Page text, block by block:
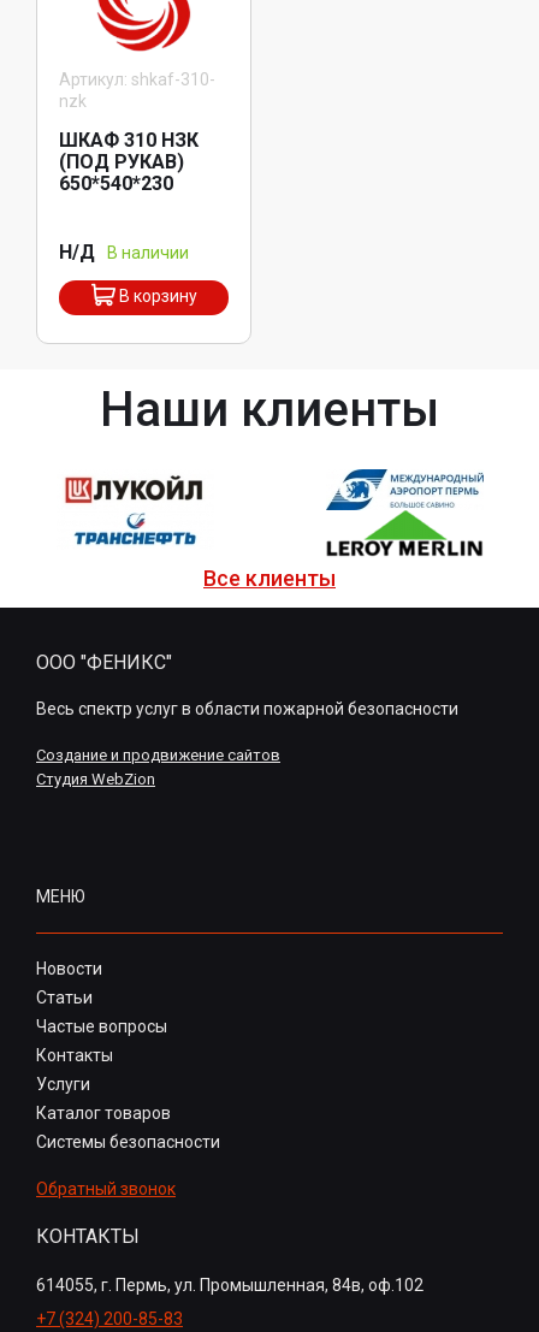
Артикул: shkaf-310-
nzk
ШКАФ 310 НЗК
(ПОД РУКАВ)
650*540*230
Н/Д В наличии
В корзину
Наши клиенты
Все клиенты
ООО "ФЕНИКС"
Весь спектр услуг в области пожарной безопасности
Создание и продвижение сайтов
Студия WebZion
МЕНЮ
Новости
Статьи
Частые вопросы
Контакты
Услуги
Каталог товаров
Системы безопасности
Обратный звонок
КОНТАКТЫ
614055, г. Пермь, ул. Промышленная, 84в, оф.102
+7 (324) 200-85-83